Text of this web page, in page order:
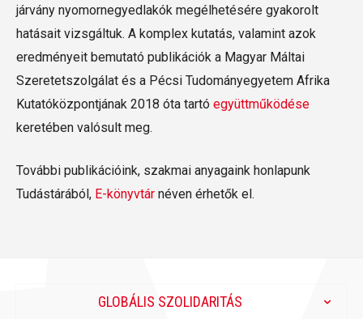
járvány nyomornegyedlakók megélhetésére gyakorolt
hatásait vizsgáltuk. A komplex kutatás, valamint azok
eredményeit bemutató publikációk a Magyar Máltai
Szeretetszolgálat és a Pécsi Tudományegyetem Afrika
Kutatóközpontjának 2018 óta tartó együttműködése
keretében valósult meg.
További publikációink, szakmai anyagaink honlapunk
Tudástárából, E-könyvtár néven érhetők el.
GLOBÁLIS SZOLIDARITÁS